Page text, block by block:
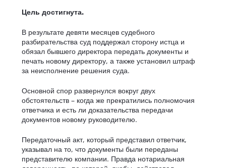
Цель достигнута.
В результате девяти месяцев судебного
разбирательства суд поддержал сторону истца и
обязал бывшего директора передать документы и
печать новому директору, а также установил штраф
за неисполнение решения суда.
Основной спор развернулся вокруг двух
обстоятельств – когда же прекратились полномочия
ответчика и есть ли доказательства передачи
документов новому руководителю.
Передаточный акт, который представил ответчик,
указывал на то, что документы были переданы
представителю компании. Правда нотариальная